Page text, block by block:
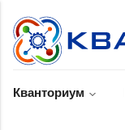
Кванториум